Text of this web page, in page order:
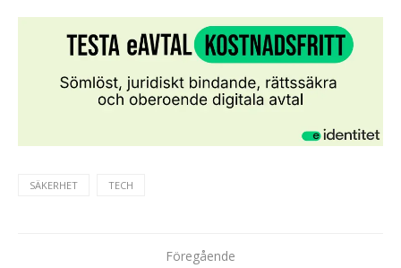
SÄKERHET TECH
Föregående